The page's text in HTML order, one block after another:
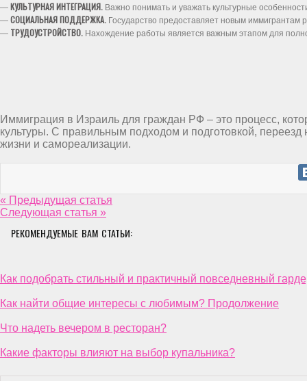
— КУЛЬТУРНАЯ ИНТЕГРАЦИЯ. Важно понимать и уважать культурные
— СОЦИАЛЬНАЯ ПОДДЕРЖКА. Государство предоставляет новым
— ТРУДОУСТРОЙСТВО. Нахождение работы является важным этапом для
Иммиграция в Израиль для граждан РФ – это процесс,
культуры. С правильным подходом и подготовкой,
жизни и самореализации.
« Предыдущая статья
Следующая статья »
РЕКОМЕНДУЕМЫЕ ВАМ СТАТЬИ:
Как подобрать стильный и практичный повседневный
Как найти общие интересы с любимым? Продолжение
Что надеть вечером в ресторан?
Какие факторы влияют на выбор купальника?